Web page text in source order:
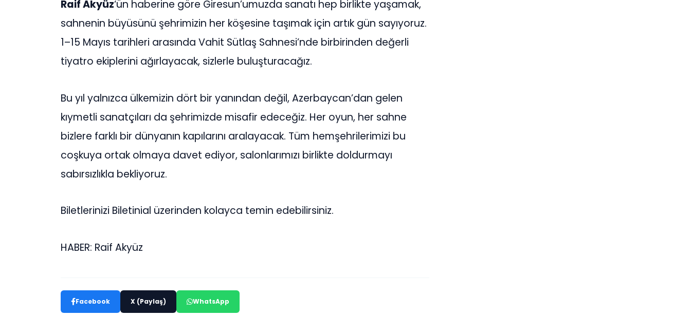
Raif Akyüz‘ün haberine göre Giresun’umuzda sanatı hep birlikte yaşamak,
sahnenin büyüsünü şehrimizin her köşesine taşımak için artık gün sayıyoruz.
1–15 Mayıs tarihleri arasında Vahit Sütlaş Sahnesi’nde birbirinden değerli
tiyatro ekiplerini ağırlayacak, sizlerle buluşturacağız.
Bu yıl yalnızca ülkemizin dört bir yanından değil, Azerbaycan’dan gelen
kıymetli sanatçıları da şehrimizde misafir edeceğiz. Her oyun, her sahne
bizlere farklı bir dünyanın kapılarını aralayacak. Tüm hemşehrilerimizi bu
coşkuya ortak olmaya davet ediyor, salonlarımızı birlikte doldurmayı
sabırsızlıkla bekliyoruz.
Biletlerinizi Biletinial üzerinden kolayca temin edebilirsiniz.
HABER: Raif Akyüz
Facebook X (Paylaş) WhatsApp